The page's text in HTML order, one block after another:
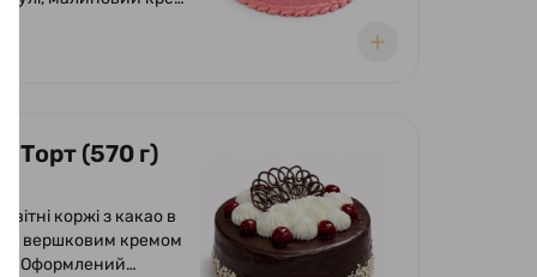
Торт (570 г)
коржі з какао в
з вершковим кремом
Оформлений